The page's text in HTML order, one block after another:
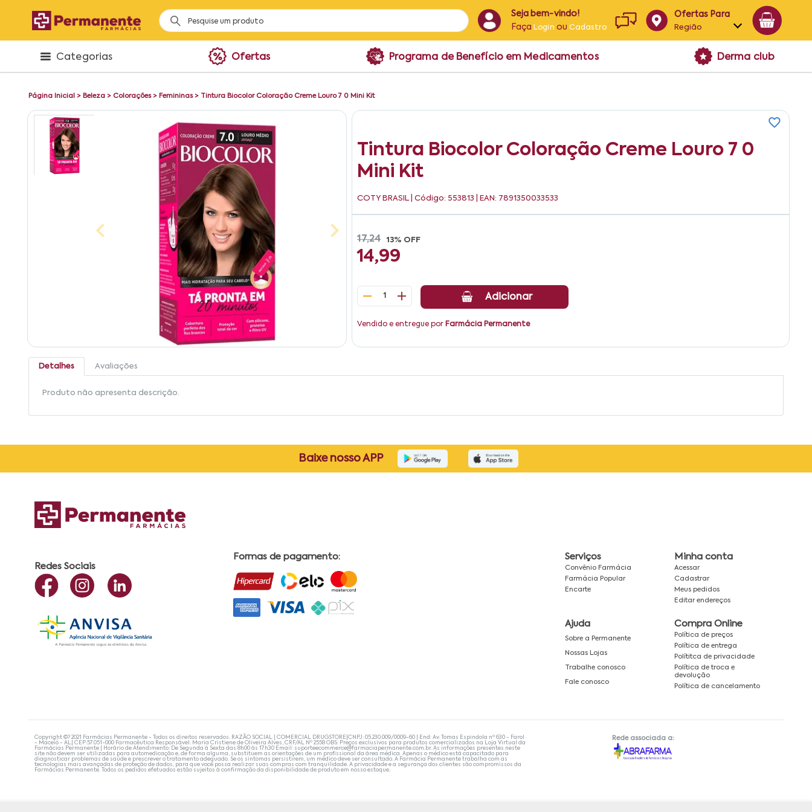
Seja bem-vindo!
Faça Login ouCadastro
Ofertas Para
Região
Alagoas
Categorias Ofertas Programa de Benefício em Medicamentos Derma club
Página Inicial > Beleza > Colorações> Femininas> Tintura Biocolor Coloração Creme Louro 7 0 Mini Kit
Tintura Biocolor Coloração Creme Louro 7 0
Mini Kit
COTY BRASIL | Código: 553813 | EAN: 7891350033533
17,24 13% OFF
14,99
1 Adicionar
Vendido e entregue por Farmácia Permanente
Detalhes Avaliações
Produto não apresenta descrição.
Baixe nosso APP
Redes Sociais
Formas de pagamento: Serviços
Convênio Farmácia
Farmácia Popular
Encarte
Minha conta
Acessar
Cadastrar
Meus pedidos
Editar endereços
Ajuda
Sobre a Permanente
Nossas Lojas
Trabalhe conosco
Fale conosco
Compra Online
Política de preços
Política de entrega
Polítitca de privacidade
Política de troca e
devolução
Política de cancelamento
Copyright ©? 2021 Farmácias Permanente - Todos os direitos reservados. RAZÃO SOCIAL | COMERCIAL DRUGSTORE|CNPJ: 05.230.009/0009-60 | End: Av. Tomas Espindola nº 630 - Farol
- Maceió - AL| CEP:57.051-000 Farmacêutica Responsável: Maria Cristiene de Oliveira Alves, CRF/AL Nº 2558 OBS: Preços exclusivos para produtos comercializados na Loja Virtual da
Farmácias Permanente | Horário de Atendimento: De Segunda à Sexta das 8h00 às 17h30 Email: suporteecommerce@farmaciapermanente.com.br. As informações presentes neste
site não devem ser utilizadas para automedicação e, de forma alguma, substituem as orientações de um profissional da área médica. Apenas o médico está capacitado para
diagnosticar problemas de saúde e prescrever o tratamento adequado. Se os sintomas persistirem, um médico deve ser consultado. A Farmácia Permanente trabalha com as
tecnologias mais avançadas de proteção de dados, para que você possa realizar suas compras com tranquilidade. A privacidade e a segurança dos clientes são compromissos da
Farmácias Permanente. Todos os pedidos efetuados estão sujeitos à confirmação da disponibilidade de produto em nosso estoque.
Rede associada a: